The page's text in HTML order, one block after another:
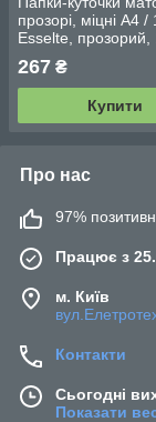
прозорі, міцні A4 /
Esselte, прозорий,
267 ₴
Купити
Про нас
97%
Працює з
м. Київ
Контакти
Сьогодні
Показати